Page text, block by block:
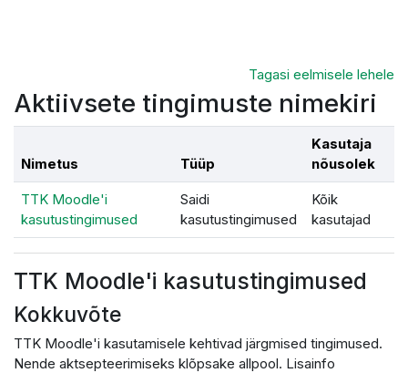
Tagasi eelmisele lehele
Aktiivsete tingimuste nimekiri
Nimetus Tüüp
Kasutaja
nõusolek
TTK Moodle'i
kasutustingimused
Saidi
kasutustingimused
Kõik
kasutajad
TTK Moodle'i kasutustingimused
Kokkuvõte
TTK Moodle'i kasutamisele kehtivad järgmised tingimused.
Nende aktsepteerimiseks klõpsake allpool. Lisainfo